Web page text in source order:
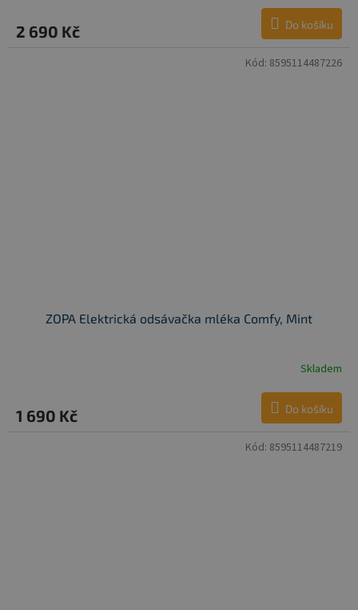
2 690 Kč Do košíku
ZOPA Elektrická odsávačka mléka Comfy, Mint
Skladem
1 690 Kč Do košíku
Kód: 8595114487226
Kód: 8595114487219